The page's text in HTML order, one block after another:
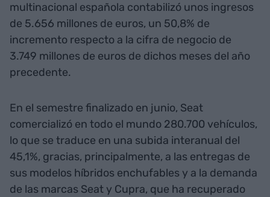
multinacional española contabilizó unos ingresos
de 5.656 millones de euros, un 50,8% de
incremento respecto a la cifra de negocio de
3.749 millones de euros de dichos meses del año
precedente.
En el semestre finalizado en junio, Seat
comercializó en todo el mundo 280.700 vehículos,
lo que se traduce en una subida interanual del
45,1%, gracias, principalmente, a las entregas de
sus modelos híbridos enchufables y a la demanda
de las marcas Seat y Cupra, que ha recuperado